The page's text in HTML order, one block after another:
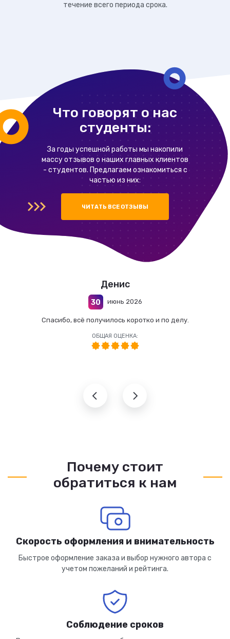
течение всего периода срока.
Что говорят о нас
студенты:
За годы успешной работы мы накопили
массу отзывов о наших главных клиентов
- студентов. Предлагаем ознакомиться с
частью из них:
ЧИТАТЬ ВСЕ ОТЗЫВЫ
Денис
30 июнь 2026
Спасибо, всё получилось коротко и по делу.
ОБЩАЯ ОЦЕНКА:
Почему стоит
обратиться к нам
Скорость оформления и внимательность
Быстрое оформление заказа и выбор нужного автора с
учетом пожеланий и рейтинга.
Соблюдение сроков